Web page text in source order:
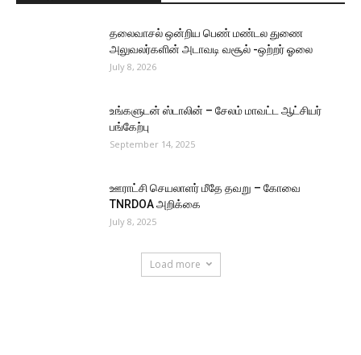
தலைவாசல் ஒன்றிய பெண் மண்டல துணை
அலுவலர்களின் அடாவடி வசூல் -ஒற்றர் ஓலை
July 8, 2026
உங்களுடன் ஸ்டாலின் – சேலம் மாவட்ட ஆட்சியர்
பங்கேற்பு
September 14, 2025
ஊராட்சி செயலாளர் மீதே தவறு – கோவை
TNRDOA அறிக்கை
July 8, 2025
Load more